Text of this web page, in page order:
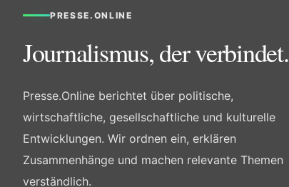
PRESSE.ONLINE
Journalismus, der verbindet.
Presse.Online berichtet über politische,
wirtschaftliche, gesellschaftliche und kulturelle
Entwicklungen. Wir ordnen ein, erklären
Zusammenhänge und machen relevante Themen
verständlich.